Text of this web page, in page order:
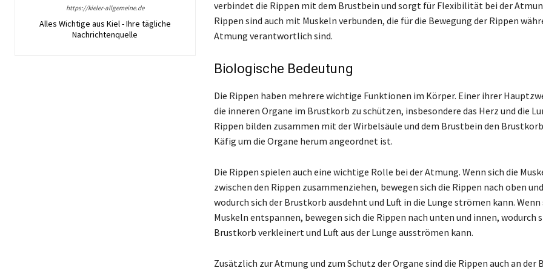
https://kieler-allgemeine.de
Alles Wichtige aus Kiel - Ihre tägliche
Nachrichtenquelle
verbindet die Rippen mit dem Brustbein und sorgt für Flexibilität bei der
Rippen sind auch mit Muskeln verbunden, die für die Bewegung der Rippen
Atmung verantwortlich sind.
Biologische Bedeutung
Die Rippen haben mehrere wichtige Funktionen im Körper. Einer ihrer
die inneren Organe im Brustkorb zu schützen, insbesondere das Herz und die
Rippen bilden zusammen mit der Wirbelsäule und dem Brustbein den
Käfig um die Organe herum angeordnet ist.
Die Rippen spielen auch eine wichtige Rolle bei der Atmung. Wenn sich die
zwischen den Rippen zusammenziehen, bewegen sich die Rippen nach oben
wodurch sich der Brustkorb ausdehnt und Luft in die Lunge strömen kann. Wenn
Muskeln entspannen, bewegen sich die Rippen nach unten und innen, wodurch
Brustkorb verkleinert und Luft aus der Lunge ausströmen kann.
Zusätzlich zur Atmung und zum Schutz der Organe sind die Rippen auch an der